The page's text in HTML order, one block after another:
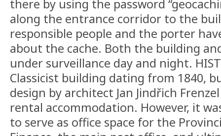
there by using the password
along the entrance corridor to the
responsible people and the porter
about the cache. Both the building
under surveillance day and night.
Classicist building dating from 1840,
design by architect Jan Jindřich
rental accommodation. However, it
to serve as office space for the